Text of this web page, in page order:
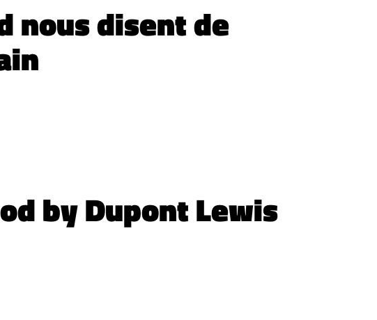
nous disent de
by Dupont Lewis